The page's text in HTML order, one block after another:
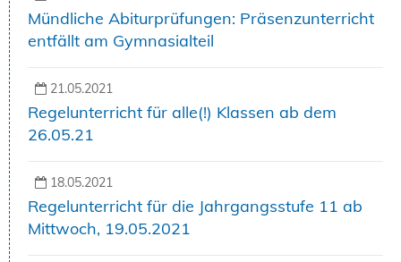
Mündliche Abiturprüfungen: Präsenzunterricht
entfällt am Gymnasialteil
21.05.2021
Regelunterricht für alle(!) Klassen ab dem
26.05.21
18.05.2021
Regelunterricht für die Jahrgangsstufe 11 ab
Mittwoch, 19.05.2021